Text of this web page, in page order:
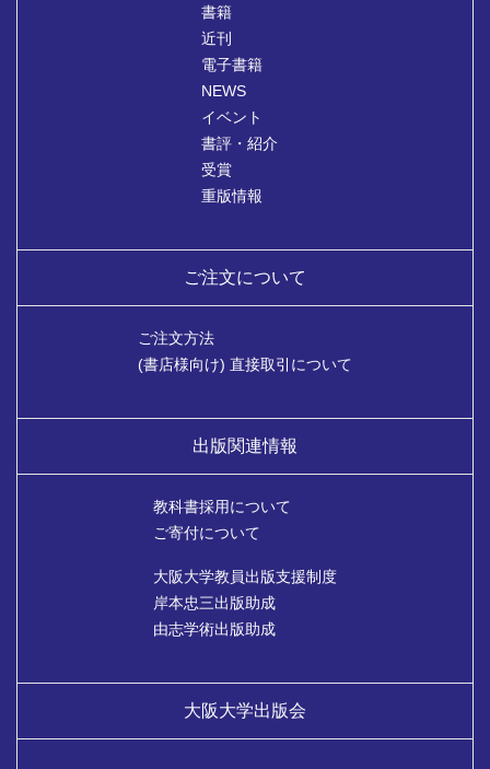
書籍
近刊
電子書籍
NEWS
イベント
書評・紹介
受賞
重版情報
ご注文について
ご注文方法
(書店様向け) 直接取引について
出版関連情報
教科書採用について
ご寄付について
大阪大学教員出版支援制度
岸本忠三出版助成
由志学術出版助成
大阪大学出版会